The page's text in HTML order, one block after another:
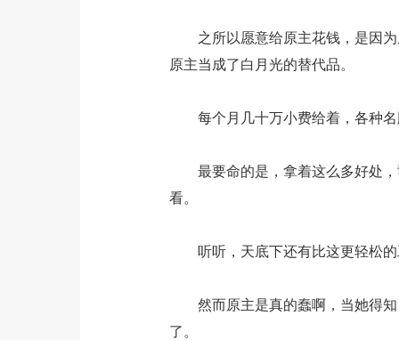
之所以愿意给原主花钱，是因为
原主当成了白月光的替代品。
每个月几十万小费给着，各种名
最要命的是，拿着这么多好处，
看。
听听，天底下还有比这更轻松的
然而原主是真的蠢啊，当她得知
了。